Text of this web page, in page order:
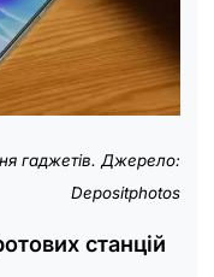
гаджетів. Джерело:
Depositphotos
станцій